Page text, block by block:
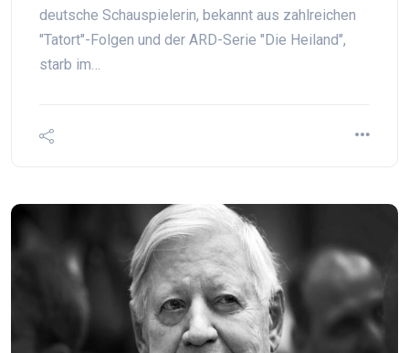
deutsche Schauspielerin, bekannt aus zahlreichen
"Tatort"-Folgen und der ARD-Serie "Die Heiland",
starb im…